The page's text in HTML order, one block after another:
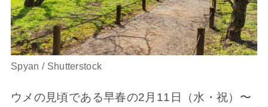
Spyan / Shutterstock
ウメの見頃である早春の2月11日（水・祝）〜